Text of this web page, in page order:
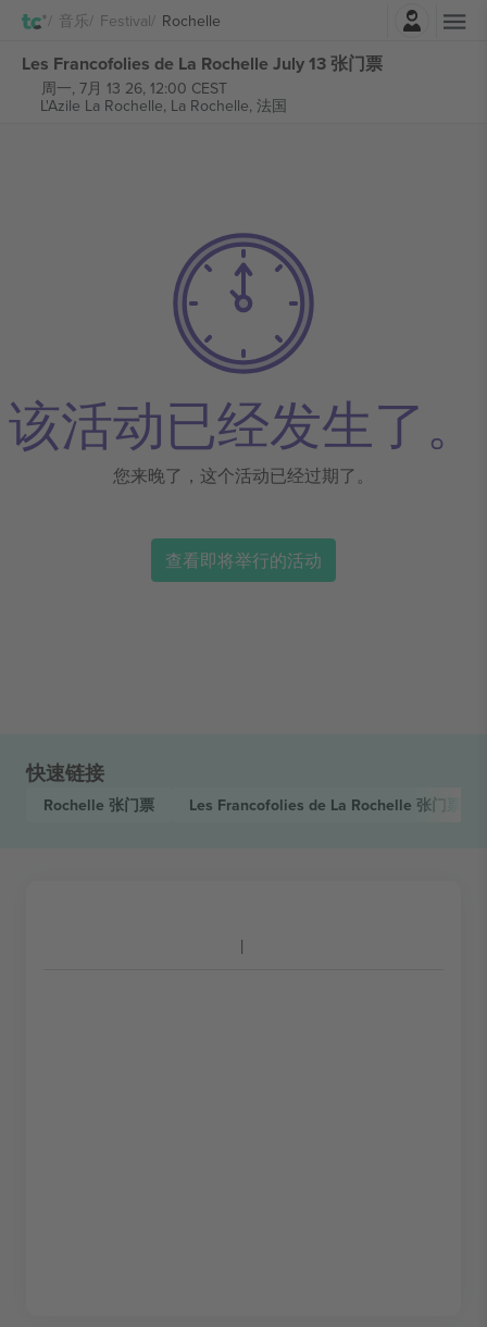
音乐 Festival Rochelle
Les Francofolies de La Rochelle July 13 张门票
周一, 7月 13 26, 12:00 CEST
L'Azile La Rochelle, La Rochelle, 法国
该活动已经发生了。
您来晚了，这个活动已经过期了。
查看即将举行的活动
快速链接
Rochelle 张门票 Les Francofolies de La Rochelle 张门票